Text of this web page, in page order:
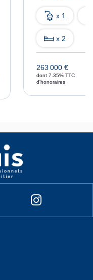
x 1
x 2
263 000 €
dont 7.35% TTC
d'honoraires